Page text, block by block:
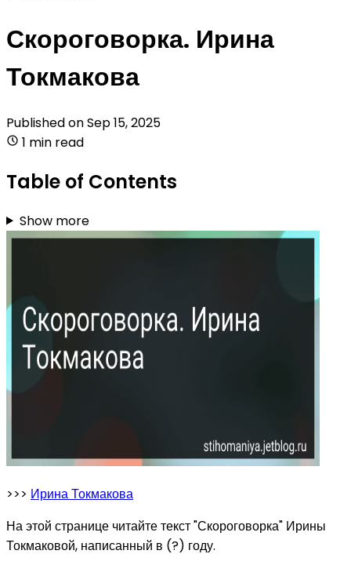
Скороговорка. Ирина
Токмакова
Published onSep 15, 2025
1 min read
Table of Contents
Show more
>>> Ирина Токмакова
На этой странице читайте текст "Скороговорка" Ирины
Токмаковой, написанный в (?) году.